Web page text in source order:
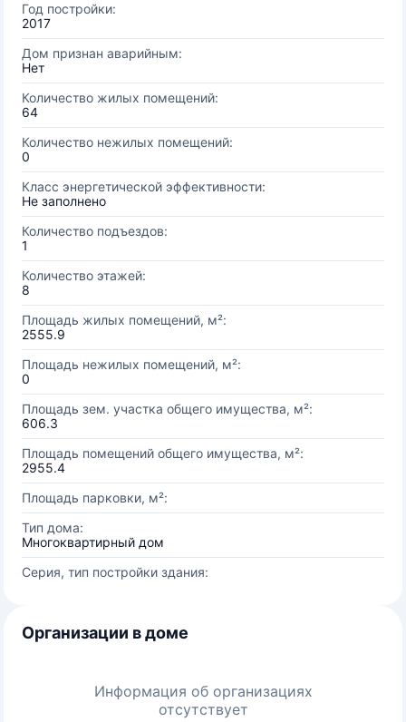
Год постройки:
2017
Дом признан аварийным:
Нет
Количество жилых помещений:
64
Количество нежилых помещений:
0
Класс энергетической эффективности:
Не заполнено
Количество подъездов:
1
Количество этажей:
8
Площадь жилых помещений, м²:
2555.9
Площадь нежилых помещений, м²:
0
Площадь зем. участка общего имущества, м²:
606.3
Площадь помещений общего имущества, м²:
2955.4
Площадь парковки, м²:
Тип дома:
Многоквартирный дом
Серия, тип постройки здания:
Организации в доме
Информация об организациях
отсутствует